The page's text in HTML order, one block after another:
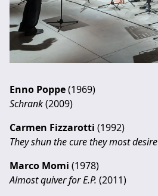
Enno Poppe(1969)
Schrank(2009)
Carmen Fizzarotti (1992)
They shun the cure they most desire
Marco Momi (1978)
Almost quiver for E.P. (2011)